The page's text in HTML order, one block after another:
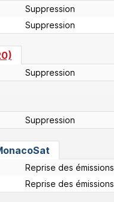
Suppression
Suppression
Suppression
Suppression
Reprise des émissions
Reprise des émissions